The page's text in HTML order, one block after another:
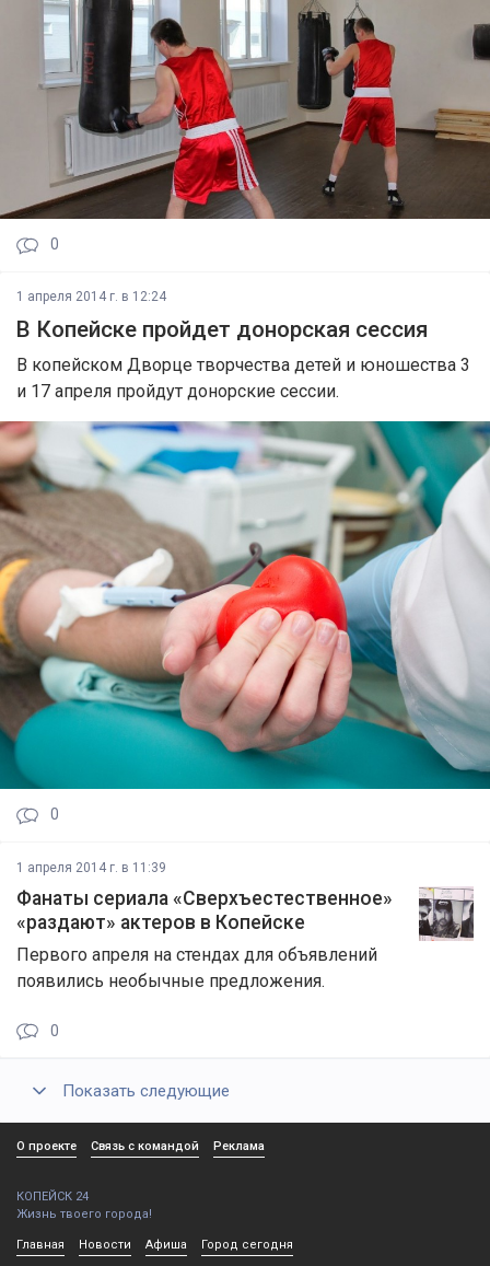
0
1 апреля 2014 г. в 12:24
В Копейске пройдет донорская сессия
В копейском Дворце творчества детей и юношества 3
и 17 апреля пройдут донорские сессии.
0
1 апреля 2014 г. в 11:39
Фанаты сериала «Сверхъестественное»
«раздают» актеров в Копейске
Первого апреля на стендах для объявлений
появились необычные предложения.
0
Показать следующие
О проекте Связь с командой Реклама
КОПЕЙСК 24
Жизнь твоего города!
Главная Новости Афиша Город сегодня